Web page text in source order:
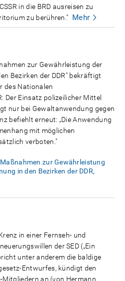
in die BRD ausreisen zu
zu berühren." Mehr
zur Gewährleistung der
Bezirken der DDR" bekräftigt
des Nationalen
Der Einsatz polizeilicher Mittel
nur bei Gewaltanwendung gegen
befiehlt erneut: „Die Anwendung
mit möglichen
verboten."
zur Gewährleistung
in den Bezirken der DDR,
in einer Fernseh- und
der SED („Ein
unter anderem die baldige
Entwurfes, kündigt den
an (von Hermann